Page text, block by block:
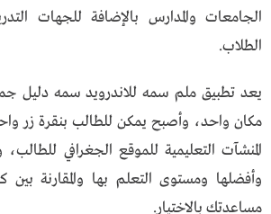
الجامعات والمدارس بالإضافة للجهات
الطلاب.
يعد تطبيق ملم سمه للاندرويد سمه دليل
مكان واحد، وأصبح يمكن للطالب بنقرة زر
المنشآت التعليمية للموقع الجغرافي
وأفضلها ومستوى التعلم بها والمقارنة
مساعدتك بالاختيار.